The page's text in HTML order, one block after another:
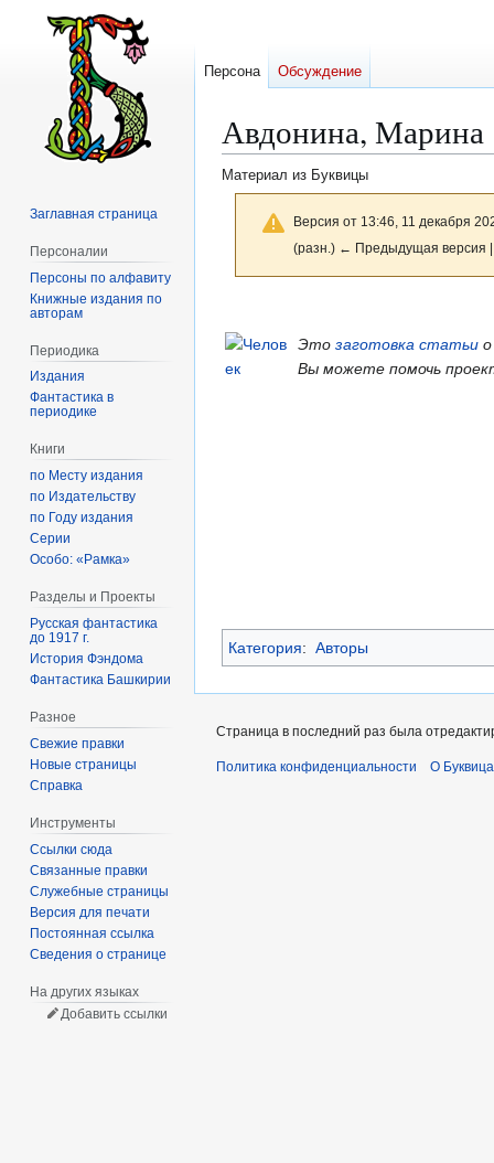
Авдонина, Марина
Материал из Буквицы
Версия от 13:46, 11 декабря
(разн.) ← Предыдущая версия
к
навигации
к
поиску
Это заготовка статьи
Вы можете помочь
Категория: Авторы
Персона Обсуждение
Заглавная страница
Персоналии
Персоны по алфавиту
Книжные издания по
авторам
Периодика
Издания
Фантастика в
периодике
Книги
по Месту издания
по Издательству
по Году издания
Серии
Особо: «Рамка»
Разделы и Проекты
Русская фантастика
до 1917 г.
История Фэндома
Фантастика Башкирии
Разное
Свежие правки
Новые страницы
Справка
Инструменты
Ссылки сюда
Связанные правки
Служебные страницы
Версия для печати
Постоянная ссылка
Сведения о странице
На других языках
Добавить ссылки
Страница в последний раз была
Политика конфиденциальности О Буквица